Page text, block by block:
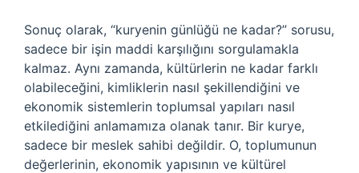
Sonuç olarak, “kuryenin günlüğü ne kadar?” sorusu,
sadece bir işin maddi karşılığını sorgulamakla
kalmaz. Aynı zamanda, kültürlerin ne kadar farklı
olabileceğini, kimliklerin nasıl şekillendiğini ve
ekonomik sistemlerin toplumsal yapıları nasıl
etkilediğini anlamamıza olanak tanır. Bir kurye,
sadece bir meslek sahibi değildir. O, toplumunun
değerlerinin, ekonomik yapısının ve kültürel